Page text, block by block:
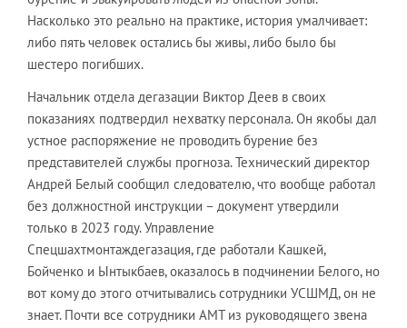
Насколько это реально на практике, история умалчивает:
либо пять человек остались бы живы, либо было бы
шестеро погибших.
Начальник отдела дегазации Виктор Деев в своих
показаниях подтвердил нехватку персонала. Он якобы дал
устное распоряжение не проводить бурение без
представителей службы прогноза. Технический директор
Андрей Белый сообщил следователю, что вообще работал
без должностной инструкции – документ утвердили
только в 2023 году. Управление
Спецшахтмонтаждегазация, где работали Кашкей,
Бойченко и Ынтыкбаев, оказалось в подчинении Белого, но
вот кому до этого отчитывались сотрудники УСШМД, он не
знает. Почти все сотрудники АМТ из руководящего звена